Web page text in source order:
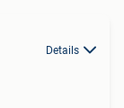
Details